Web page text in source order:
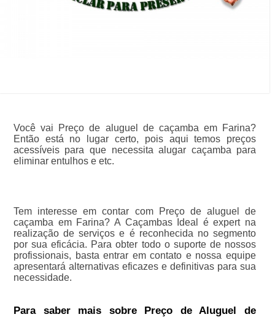
Você vai Preço de aluguel de caçamba em Farina?
Então está no lugar certo, pois aqui temos preços
acessíveis para que necessita alugar caçamba para
eliminar entulhos e etc.
Tem interesse em contar com Preço de aluguel de
caçamba em Farina? A Caçambas Ideal é expert na
realização de serviços e é reconhecida no segmento
por sua eficácia. Para obter todo o suporte de nossos
profissionais, basta entrar em contato e nossa equipe
apresentará alternativas eficazes e definitivas para sua
necessidade.
Para saber mais sobre Preço de Aluguel de